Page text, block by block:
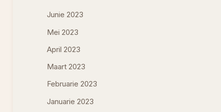
Junie 2023
Mei 2023
April 2023
Maart 2023
Februarie 2023
Januarie 2023